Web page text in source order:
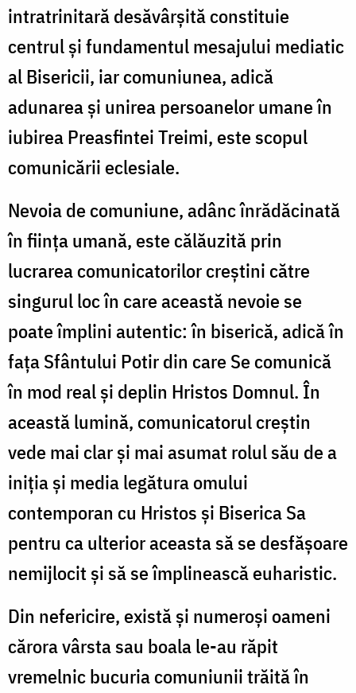
intratrinitară desăvârșită constituie
centrul și fundamentul mesajului mediatic
al Bisericii, iar comuniunea, adică
adunarea și unirea persoanelor umane în
iubirea Preasfintei Treimi, este scopul
comunicării eclesiale.
Nevoia de comuniune, adânc înrădăcinată
în ființa umană, este călăuzită prin
lucrarea comunicatorilor creștini către
singurul loc în care această nevoie se
poate împlini autentic: în biserică, adică în
fața Sfântului Potir din care Se comunică
în mod real și deplin Hristos Domnul. În
această lumină, comunicatorul creștin
vede mai clar și mai asumat rolul său de a
iniția și media legătura omului
contemporan cu Hristos și Biserica Sa
pentru ca ulterior aceasta să se desfășoare
nemijlocit și să se împlinească euharistic.
Din nefericire, există și numeroși oameni
cărora vârsta sau boala le-au răpit
vremelnic bucuria comuniunii trăită în